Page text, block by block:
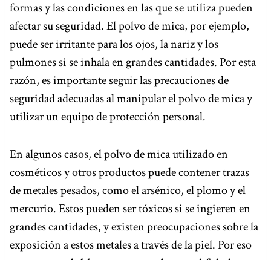
formas y las condiciones en las que se utiliza pueden
afectar su seguridad. El polvo de mica, por ejemplo,
puede ser irritante para los ojos, la nariz y los
pulmones si se inhala en grandes cantidades. Por esta
razón, es importante seguir las precauciones de
seguridad adecuadas al manipular el polvo de mica y
utilizar un equipo de protección personal.
En algunos casos, el polvo de mica utilizado en
cosméticos y otros productos puede contener trazas
de metales pesados, como el arsénico, el plomo y el
mercurio. Estos pueden ser tóxicos si se ingieren en
grandes cantidades, y existen preocupaciones sobre la
exposición a estos metales a través de la piel. Por eso